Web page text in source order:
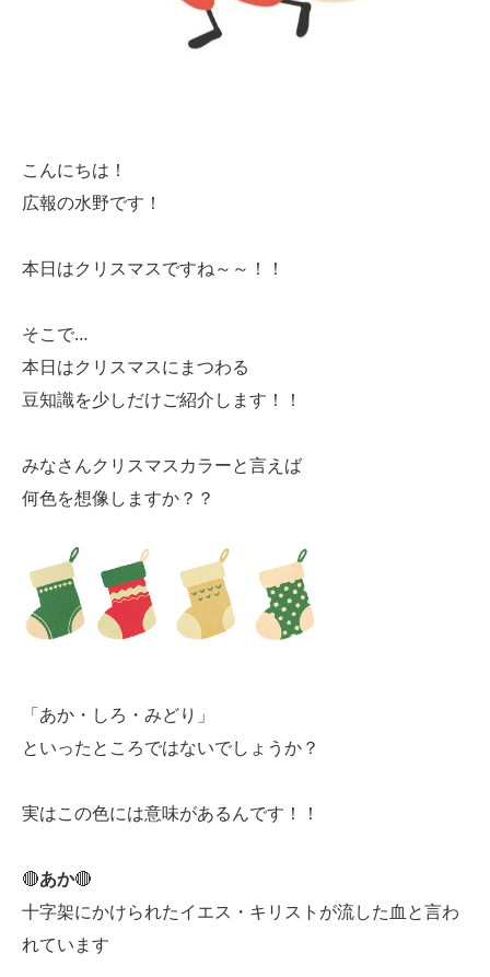
こんにちは！
広報の水野です！
本日はクリスマスですね～～！！
そこで…
本日はクリスマスにまつわる
豆知識を少しだけご紹介します！！
みなさんクリスマスカラーと言えば
何色を想像しますか？？
「あか・しろ・みどり」
といったところではないでしょうか？
実はこの色には意味があるんです！！
🔴あか🔴
十字架にかけられたイエス・キリストが流した血と言わ
れています